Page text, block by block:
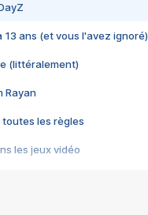
13 ans (et vous l'avez ignoré)
(littéralement)
Rayan
toutes les règles
les jeux vidéo